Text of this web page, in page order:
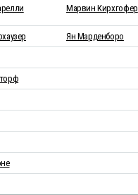
Марвин Кирхгофер
Ян Марденборо